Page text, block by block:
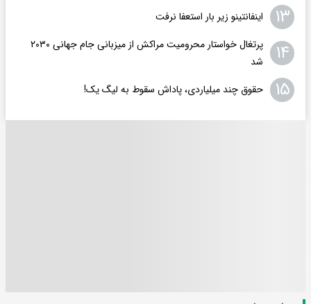
۱۳ اینفانتینو زیر بار استعفا نرفت
۱۴
پرتغال خواستار محرومیت مراکش از میزبانی جام جهانی ۲۰۳۰
شد
۱۵ حقوق چند میلیاردی، پاداش سقوط به لیگ یک!